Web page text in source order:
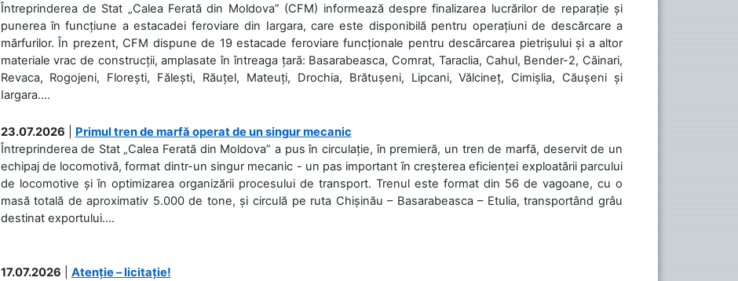
Întreprinderea de Stat „Calea Ferată din Moldova” (CFM) informează despre finalizarea lucrărilor de reparație și
punerea în funcțiune a estacadei feroviare din Iargara, care este disponibilă pentru operațiuni de descărcare a
mărfurilor. În prezent, CFM dispune de 19 estacade feroviare funcționale pentru descărcarea pietrișului și a altor
materiale vrac de construcții, amplasate în întreaga țară: Basarabeasca, Comrat, Taraclia, Cahul, Bender-2, Căinari,
Revaca, Rogojeni, Florești, Fălești, Răuțel, Mateuți, Drochia, Brătușeni, Lipcani, Vălcineț, Cimișlia, Căușeni și
Iargara....
23.07.2026
Primul tren de marfă operat de un singur mecanic
Întreprinderea de Stat „Calea Ferată din Moldova” a pus în circulație, în premieră, un tren de marfă, deservit de un
echipaj de locomotivă, format dintr-un singur mecanic - un pas important în creșterea eficienței exploatării parcului
de locomotive și în optimizarea organizării procesului de transport. Trenul este format din 56 de vagoane, cu o
masă totală de aproximativ 5.000 de tone, și circulă pe ruta Chișinău – Basarabeasca – Etulia, transportând grâu
destinat exportului....
17.07.2026
Atenție – licitație!